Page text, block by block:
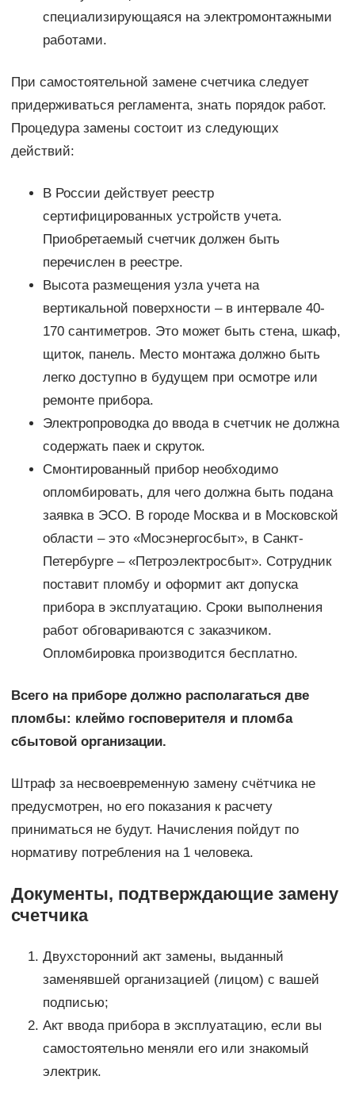
специализирующаяся на электромонтажными
работами.
При самостоятельной замене счетчика следует
придерживаться регламента, знать порядок работ.
Процедура замены состоит из следующих
действий:
В России действует реестр
сертифицированных устройств учета.
Приобретаемый счетчик должен быть
перечислен в реестре.
Высота размещения узла учета на
вертикальной поверхности – в интервале 40-
170 сантиметров. Это может быть стена, шкаф,
щиток, панель. Место монтажа должно быть
легко доступно в будущем при осмотре или
ремонте прибора.
Электропроводка до ввода в счетчик не должна
содержать паек и скруток.
Смонтированный прибор необходимо
опломбировать, для чего должна быть подана
заявка в ЭСО. В городе Москва и в Московской
области – это «Мосэнергосбыт», в Санкт-
Петербурге – «Петроэлектросбыт». Сотрудник
поставит пломбу и оформит акт допуска
прибора в эксплуатацию. Сроки выполнения
работ обговариваются с заказчиком.
Опломбировка производится бесплатно.
Всего на приборе должно располагаться две
пломбы: клеймо госповерителя и пломба
сбытовой организации.
Штраф за несвоевременную замену счётчика не
предусмотрен, но его показания к расчету
приниматься не будут. Начисления пойдут по
нормативу потребления на 1 человека.
Документы, подтверждающие замену
счетчика
Двухсторонний акт замены, выданный
заменявшей организацией (лицом) с вашей
подписью;
Акт ввода прибора в эксплуатацию, если вы
самостоятельно меняли его или знакомый
электрик.